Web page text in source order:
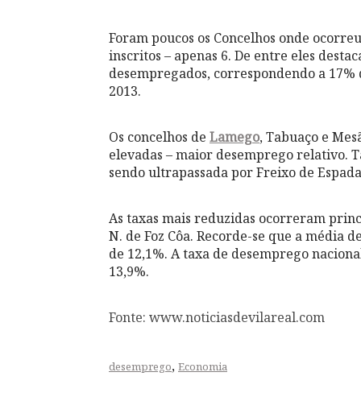
Foram poucos os Concelhos onde
inscritos – apenas 6. De entre eles
desempregados, correspondendo a
2013.
Os concelhos de Lamego, Tabuaço e
elevadas – maior desemprego relativo.
sendo ultrapassada por Freixo de
As taxas mais reduzidas ocorreram
N. de Foz Côa. Recorde-se que a média
de 12,1%. A taxa de desemprego
13,9%.
Fonte: www.noticiasdevilareal.com
desemprego, Economia